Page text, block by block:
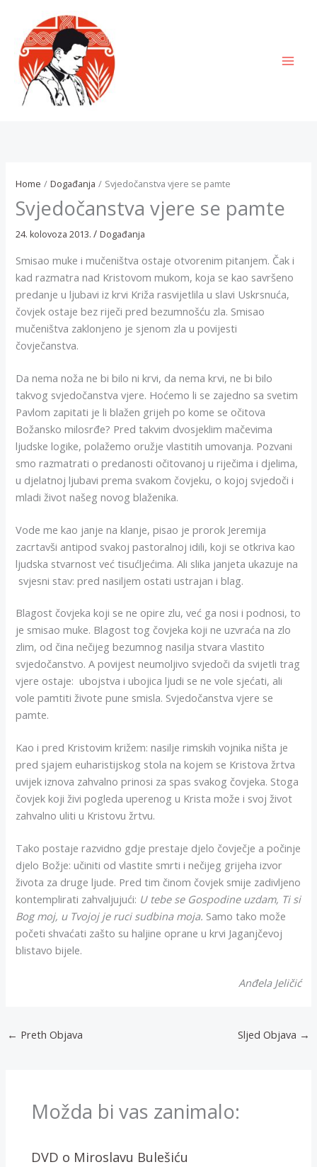
content
Home Događanja Svjedočanstva vjere se pamte
Svjedočanstva vjere se pamte
24. kolovoza 2013./ Događanja
Smisao muke i mučeništva ostaje otvorenim pitanjem. Čak i
kad razmatra nad Kristovom mukom, koja se kao savršeno
predanje u ljubavi iz krvi Križa rasvijetlila u slavi Uskrsnuća,
čovjek ostaje bez riječi pred bezumnošću zla. Smisao
mučeništva zaklonjeno je sjenom zla u povijesti
čovječanstva.
Da nema noža ne bi bilo ni krvi, da nema krvi, ne bi bilo
takvog svjedočanstva vjere. Hoćemo li se zajedno sa svetim
Pavlom zapitati je li blažen grijeh po kome se očitova
Božansko milosrđe? Pred takvim dvosjeklim mačevima
ljudske logike, polažemo oružje vlastitih umovanja. Pozvani
smo razmatrati o predanosti očitovanoj u riječima i djelima,
u djelatnoj ljubavi prema svakom čovjeku, o kojoj svjedoči i
mladi život našeg novog blaženika.
Vode me kao janje na klanje, pisao je prorok Jeremija
zacrtavši antipod svakoj pastoralnoj idili, koji se otkriva kao
ljudska stvarnost već tisućljećima. Ali slika janjeta ukazuje na
svjesni stav: pred nasiljem ostati ustrajan i blag.
Blagost čovjeka koji se ne opire zlu, već ga nosi i podnosi, to
je smisao muke. Blagost tog čovjeka koji ne uzvraća na zlo
zlim, od čina nečijeg bezumnog nasilja stvara vlastito
svjedočanstvo. A povijest neumoljivo svjedoči da svijetli trag
vjere ostaje: ubojstva i ubojica ljudi se ne vole sjećati, ali
vole pamtiti živote pune smisla. Svjedočanstva vjere se
pamte.
Kao i pred Kristovim križem: nasilje rimskih vojnika ništa je
pred sjajem euharistijskog stola na kojem se Kristova žrtva
uvijek iznova zahvalno prinosi za spas svakog čovjeka. Stoga
čovjek koji živi pogleda uperenog u Krista može i svoj život
zahvalno uliti u Kristovu žrtvu.
Tako postaje razvidno gdje prestaje djelo čovječje a počinje
djelo Božje: učiniti od vlastite smrti i nečijeg grijeha izvor
života za druge ljude. Pred tim činom čovjek smije zadivljeno
kontemplirati zahvaljujući: U tebe se Gospodine uzdam, Ti si
Bog moj, u Tvojoj je ruci sudbina moja. Samo tako može
početi shvaćati zašto su haljine oprane u krvi Jaganjčevoj
blistavo bijele.
Anđela Jeličić
← Preth Objava Sljed Objava →
Možda bi vas zanimalo:
DVD o Miroslavu Bulešiću